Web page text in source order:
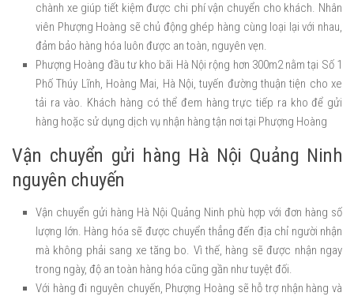
chành xe giúp tiết kiệm được chi phí vận chuyển cho khách. Nhân
viên Phượng Hoàng sẽ chủ động ghép hàng cùng loại lại với nhau,
đảm bảo hàng hóa luôn được an toàn, nguyên vẹn.
Phượng Hoàng đầu tư kho bãi Hà Nội rộng hơn 300m2 nằm tại Số 1
Phố Thúy Lĩnh, Hoàng Mai, Hà Nội, tuyến đường thuận tiện cho xe
tải ra vào. Khách hàng có thể đem hàng trực tiếp ra kho để gửi
hàng hoặc sử dụng dịch vụ nhận hàng tận nơi tại Phượng Hoàng
Vận chuyển gửi hàng Hà Nội Quảng Ninh
nguyên chuyến
Vận chuyển gửi hàng Hà Nội Quảng Ninh phù hợp với đơn hàng số
lượng lớn. Hàng hóa sẽ được chuyển thẳng đến địa chỉ người nhận
mà không phải sang xe tăng bo. Vì thế, hàng sẽ được nhận ngay
trong ngày, độ an toàn hàng hóa cũng gần như tuyệt đối.
Với hàng đi nguyên chuyến, Phượng Hoàng sẽ hỗ trợ nhận hàng và